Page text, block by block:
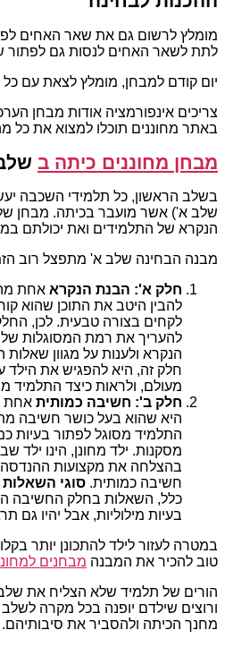
מומלץ לרשום גם את שאר האחים
לתת לשאר האחים לנסות גם לפתור
יום קודם למבחן, מומלץ לצאת עם
צריכים אינפורמציה אודות מבחן
באתר מחוננים תוכלו למצוא את כל
מבחן מחוננים כיתה ב
בשלב הראשון, כל תלמידי השכבה
שלב א') אשר מועבר בכיתה. מבחן
הנקרא של התלמידים ואת יכולתם
מבנה הבחינה שלב א' מתפצל רוב
חלק א': הבנת הנקרא אחת
להבין היטב את התוכן שהוא
לקחים בצורה טבעית. לכן,
להעריך את רמת המסוגלות
הנקרא ולענות על מגוון
חלק זה, היא להפגיש את
מעולם, ולראות כיצד התלמיד
חלק ב': חשיבה כמותית אחת
היא שהוא בעל כושר חשיבה
התלמיד מסוגל לפתור בעיות
מסקנות. ילד מחונן, הינו ילד
בהצלחה את מקצועות ההנדסה
חשיבה כמותית. סוגי
כלל, השאלות בחלק החשיבה
בעיות מילוליות, אבל יהיו גם
במטרה לעזור לילד להתכונן יותר
טוב להכיר את המבנה מבחנים
הורים של תלמיד שלא הצליח את שלב
ורוצים שילדם יופנה בכל מקרה
מחנך הכיתה ולהסביר את סיבותיהם.